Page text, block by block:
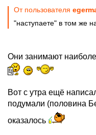
От пользователя
"наступаете" в том же
Они занимают
Вот с утра ещё
подумали (половина
оказалось